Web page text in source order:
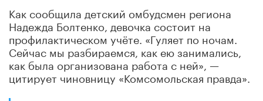
Как сообщила детский омбудсмен региона
Надежда Болтенко, девочка состоит на
профилактическом учёте. «Гуляет по ночам.
Сейчас мы разбираемся, как ею занимались,
как была организована работа с ней», —
цитирует чиновницу «Комсомольская правда».